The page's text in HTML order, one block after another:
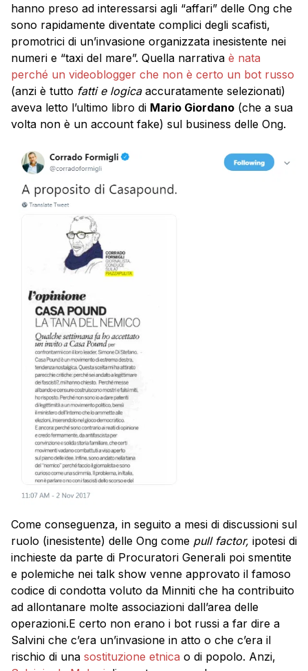
hanno preso ad interessarsi agli “affari” delle Ong che
sono rapidamente diventate complici degli scafisti,
promotrici di un’invasione organizzata inesistente nei
numeri e “taxi del mare”. Quella narrativa è nata
perché un videoblogger che non è certo un bot russo
(anzi è tutto fatti e logicaaccuratamente selezionati)
aveva letto l’ultimo libro di Mario Giordano (che a sua
volta non è un account fake) sul business delle Ong.
Come conseguenza, in seguito a mesi di discussioni sul
ruolo (inesistente) delle Ong come pull factor, ipotesi di
inchieste da parte di Procuratori Generali poi smentite
e polemiche nei talk show venne approvato il famoso
codice di condotta voluto da Minniti che ha contribuito
ad allontanare molte associazioni dall’area delle
operazioni.E certo non erano i bot russi a far dire a
Salvini che c’era un’invasione in atto o che c’era il
rischio di una sostituzione etnica o di popolo. Anzi,